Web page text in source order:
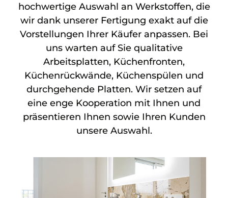
hochwertige Auswahl an Werkstoffen, die
wir dank unserer Fertigung exakt auf die
Vorstellungen Ihrer Käufer anpassen. Bei
uns warten auf Sie qualitative
Arbeitsplatten, Küchenfronten,
Küchenrückwände, Küchenspülen und
durchgehende Platten. Wir setzen auf
eine enge Kooperation mit Ihnen und
präsentieren Ihnen sowie Ihren Kunden
unsere Auswahl.